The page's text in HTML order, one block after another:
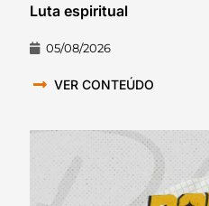
Luta espiritual
05/08/2026
VER CONTEÚDO